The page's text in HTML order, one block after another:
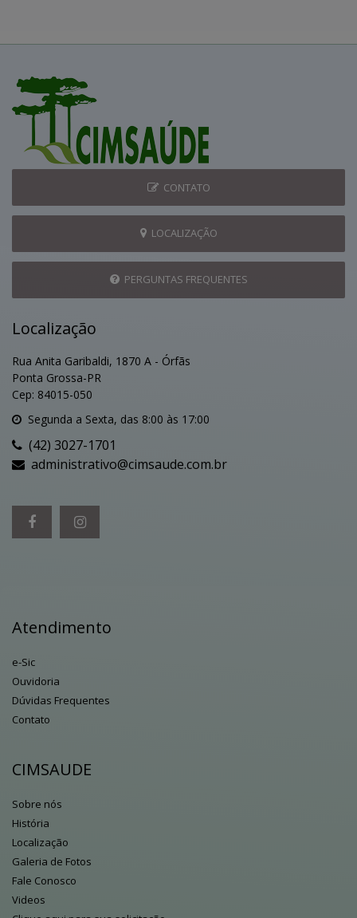
CONTATO
LOCALIZAÇÃO
PERGUNTAS FREQUENTES
Localização
Rua Anita Garibaldi, 1870 A - Órfãs
Ponta Grossa-PR
Cep: 84015-050
Segunda a Sexta, das 8:00 às 17:00
(42) 3027-1701
administrativo@cimsaude.com.br
Atendimento
e-Sic
Ouvidoria
Dúvidas Frequentes
Contato
CIMSAUDE
Sobre nós
História
Localização
Galeria de Fotos
Fale Conosco
Videos